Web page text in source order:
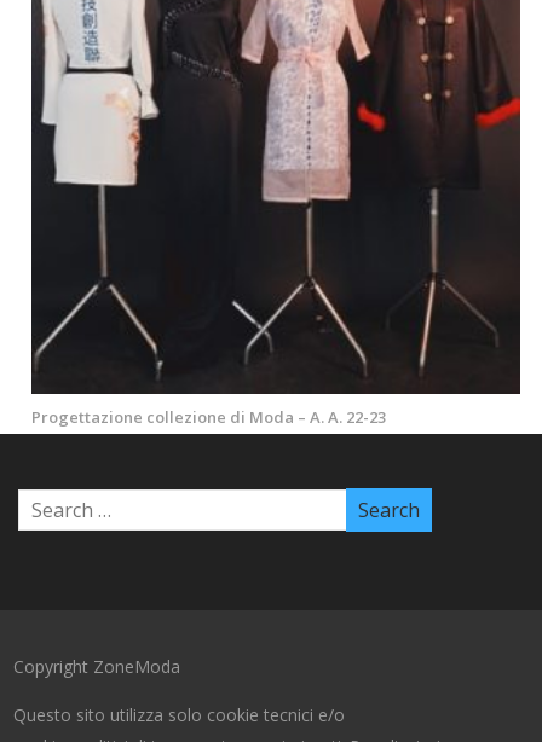
Progettazione collezione di Moda – A. A. 22-23
Copyright ZoneModa
Questo sito utilizza solo cookie tecnici e/o